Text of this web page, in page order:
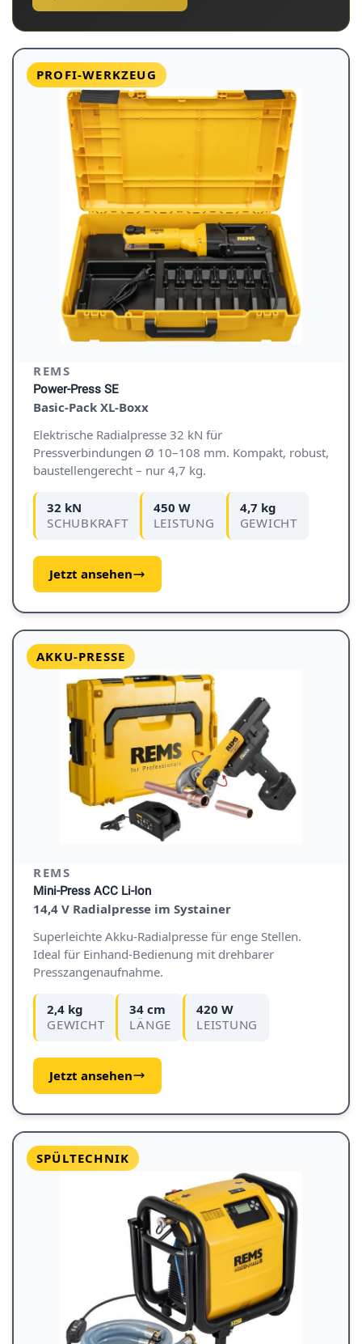
PROFI-WERKZEUG
REMS
Power-Press SE
Basic-Pack XL-Boxx
Elektrische Radialpresse 32 kN für
Pressverbindungen Ø 10–108 mm. Kompakt, robust,
baustellengerecht – nur 4,7 kg.
32 kN
SCHUBKRAFT
450 W
LEISTUNG
4,7 kg
GEWICHT
Jetzt ansehen
AKKU-PRESSE
REMS
Mini-Press ACC Li-Ion
14,4 V Radialpresse im Systainer
Superleichte Akku-Radialpresse für enge Stellen.
Ideal für Einhand-Bedienung mit drehbarer
Presszangenaufnahme.
2,4 kg
GEWICHT
34 cm
LÄNGE
420 W
LEISTUNG
Jetzt ansehen
SPÜLTECHNIK